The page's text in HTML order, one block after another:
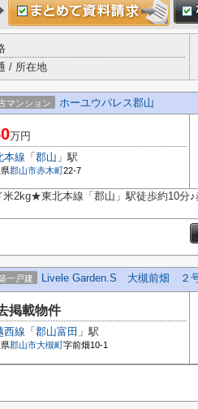
/ 所在地
マンション ホーユウパレス郡山
万円
本線 「 郡山 」駅
郡山市赤木町22-7
2kg★東北本線「郡山」駅徒歩約10分♪
一戸建 Livele Garden.S 大槻前畑 ２
掲載物件
西線 「 郡山富田 」駅
郡山市大槻町字前畑10-1